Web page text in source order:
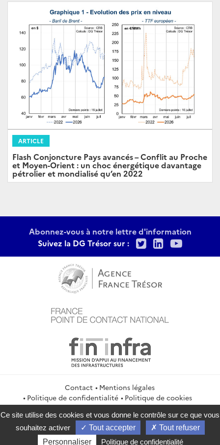
ARTICLE
Flash Conjoncture Pays avancés – Conflit au Proche
et Moyen-Orient : un choc énergétique davantage
pétrolier et mondialisé qu’en 2022
Abonnez-vous à notre lettre d'information
Suivez la DG Trésor sur :
TwitterLinkedIn
Contact
Mentions légales
Politique de confidentialité
Politique de cookies
Gestion des cookies
Flux RSS
service-public.gouv.fr
legifrance.gouv.fr
info.gouv.fr
data.gouv.fr
Ce site utilise des cookies et vous donne le contrôle sur ce que vous
souhaitez activer
Tout accepter
Tout refuser
Personnaliser
Politique de confidentialité